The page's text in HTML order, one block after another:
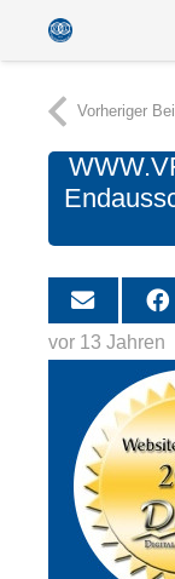
Vorheriger
vor 13 Jahren